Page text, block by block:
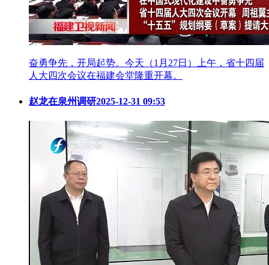
奋勇争先，开局起势。今天（1月27日）上午，省十四届
人大四次会议在福建会堂隆重开幕。
赵龙在泉州调研2025-12-31 09:53